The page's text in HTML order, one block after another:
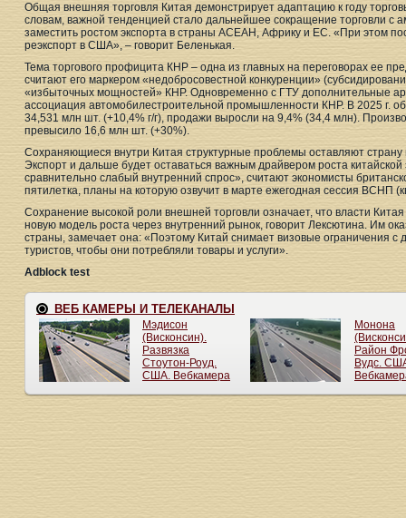
Общая внешняя торговля Китая демонстрирует адаптацию к году
словам, важной тенденцией стало дальнейшее сокращение торговли с
заместить ростом экспорта в страны АСЕАН, Африку и ЕС. «При этом
реэкспорт в США», – говорит Беленькая.
Тема торгового профицита КНР – одна из главных на переговорах ее
считают его маркером «недобросовестной конкуренции»
«избыточных мощностей» КНР. Одновременно с ГТУ дополнительные
ассоциация автомобилестроительной промышленности КНР. В 2025 г.
34,531 млн шт. (+10,4% г/г), продажи выросли на 9,4% (34,4 млн).
превысило 16,6 млн шт. (+30%).
Сохраняющиеся внутри Китая структурные проблемы оставляют
Экспорт и дальше будет оставаться важным драйвером роста
сравнительно слабый внутренний спрос», считают экономисты
пятилетка, планы на которую озвучит в марте ежегодная сессия ВСНП
Сохранение высокой роли внешней торговли означает, что власти
новую модель роста через внутренний рынок, говорит Лексютина. Им
страны, замечает она: «Поэтому Китай снимает визовые ограничения с
туристов, чтобы они потребляли товары и услуги».
Adblock test